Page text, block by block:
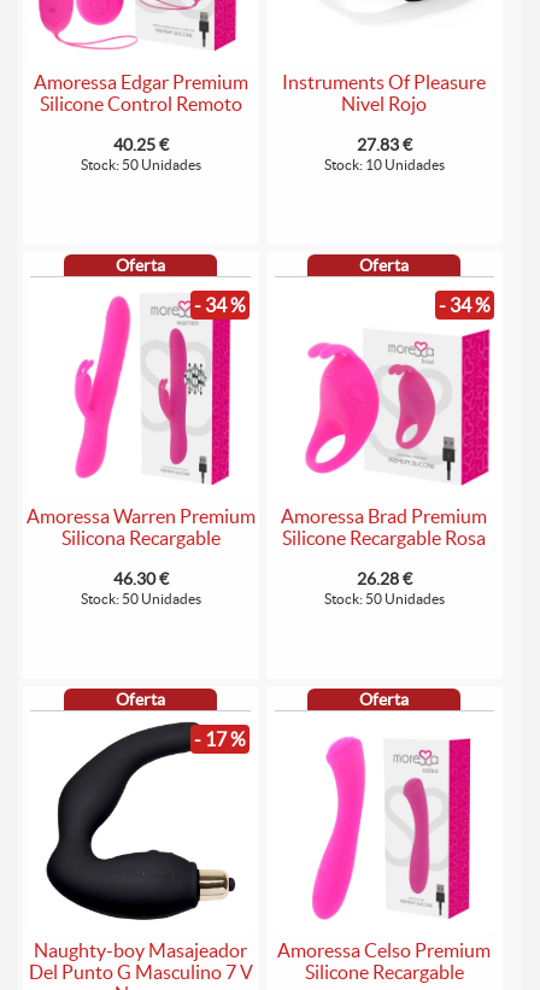
Amoressa Edgar Premium
Silicone Control Remoto
40.25 €
Stock: 50 Unidades
Instruments Of Pleasure
Nivel Rojo
27.83 €
Stock: 10 Unidades
Oferta
- 34 %
Amoressa Warren Premium
Silicona Recargable
46.30 €
Stock: 50 Unidades
Oferta
- 34 %
Amoressa Brad Premium
Silicone Recargable Rosa
26.28 €
Stock: 50 Unidades
Oferta
- 17 %
Naughty-boy Masajeador
Del Punto G Masculino 7 V
Oferta
Amoressa Celso Premium
Silicone Recargable